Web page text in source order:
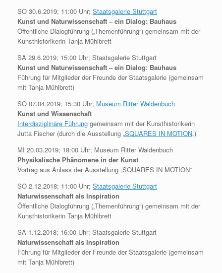
SO 30.6.2019; 11:00 Uhr; Staatsgalerie Stuttgart
Kunst und Naturwissenschaft – ein Dialog: Bauhaus
Öffentliche Dialogführung („Themenführung“) gemeinsam mit der
Kunsthistorikerin Tanja Mühlbrett
SA 29.6.2019; 15:00 Uhr; Staatsgalerie Stuttgart
Kunst und Naturwissenschaft – ein Dialog: Bauhaus
Führung für Mitglieder der Freunde der Staatsgalerie (gemeinsam
mit Tanja Mühlbrett)
SO 07.04.2019; 15:30 Uhr; Museum Ritter Waldenbuch
Kunst und Wissenschaft
Interdisziplinäre Führung gemeinsam mit der Kunsthistorikerin
Jutta Fischer (durch die Ausstellung „SQUARES IN MOTION„)
MI 20.03.2019; 18:00 Uhr; Museum Ritter Waldenbuch
Physikalische Phänomene in der Kunst
Vortrag aus Anlass der Ausstellung „SQUARES IN MOTION“
SO 2.12.2018; 11:00 Uhr; Staatsgalerie Stuttgart
Naturwissenschaft als Inspiration
Öffentliche Dialogführung („Themenführung“) gemeinsam mit der
Kunsthistorikerin Tanja Mühlbrett
SA 1.12.2018; 16:00 Uhr; Staatsgalerie Stuttgart
Naturwissenschaft als Inspiration
Führung für Mitglieder der Freunde der Staatsgalerie (gemeinsam
mit Tanja Mühlbrett)